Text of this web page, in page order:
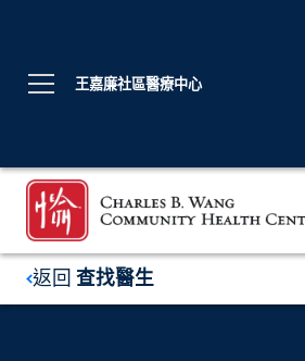
王嘉廉社區醫療中心
返回 查找醫生